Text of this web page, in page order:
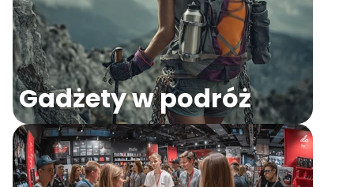
Gadżety w podróż